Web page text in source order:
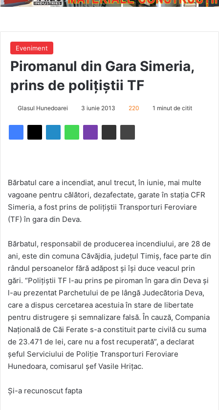
Eveniment
Piromanul din Gara Simeria,
prins de poliţiştii TF
Glasul Hunedoarei 3 iunie 2013 220 1 minut de citit
Bărbatul care a incendiat, anul trecut, în iunie, mai multe
vagoane pentru călători, dezafectate, garate în staţia CFR
Simeria, a fost prins de poliţiştii Transporturi Feroviare
(TF) în gara din Deva.
Bărbatul, responsabil de producerea incendiului, are 28 de
ani, este din comuna Căvăjdia, judeţul Timiş, face parte din
rândul persoanelor fără adăpost şi îşi duce veacul prin
gări. “Poliţiştii TF l-au prins pe piroman în gara din Deva şi
l-au prezentat Parchetului de pe lângă Judecătoria Deva,
care a dispus cercetarea acestuia în stare de libertate
pentru distrugere şi semnalizare falsă. În cauză, Compania
Naţională de Căi Ferate s-a constituit parte civilă cu suma
de 23.471 de lei, care nu a fost recuperată”, a declarat
şeful Serviciului de Poliţie Transporturi Feroviare
Hunedoara, comisarul şef Vasile Hriţac.
Şi-a recunoscut fapta